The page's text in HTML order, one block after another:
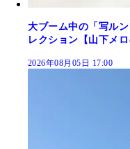
大ブーム中の「写ル
レクション【山下メ
2026年08月05日 17:00